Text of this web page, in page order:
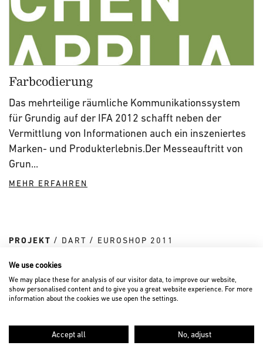
Farbcodierung
Das mehrteilige räumliche Kommunikationssystem
für Grundig auf der IFA 2012 schafft neben der
Vermittlung von Informationen auch ein inszeniertes
Marken- und Produkterlebnis.Der Messeauftritt von
Grun...
MEHR ERFAHREN
PROJEKT DART EUROSHOP 2011
We use cookies
We may place these for analysis of our visitor data, to improve our website,
show personalised content and to give you a great website experience. For more
information about the cookies we use open the settings.
Accept all No, adjust